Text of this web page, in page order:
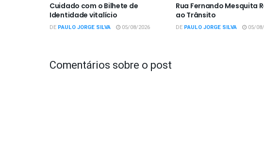
Cuidado com o Bilhete de
Identidade vitalício
DE PAULO JORGE SILVA 05/08/2026
Rua Fernando Mesquita
ao Trânsito
DE PAULO JORGE SILVA 05/
Comentários sobre o post